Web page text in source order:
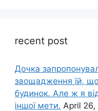
recent post
Дочка
заощадження їй,
будинок. Але ж я
іншої мети. April